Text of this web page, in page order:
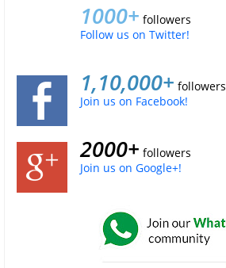
1000+ followers
Follow us on Twitter!
1,10,000+ followers
Join us on Facebook!
2000+ followers
Join us on Google+!